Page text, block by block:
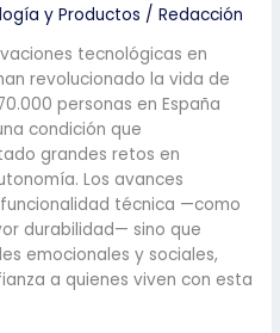
y Productos /Redacción
tecnológicas en
revolucionado la vida de
personas en España
condición que
grandes retos en
Los avances
técnica —como
durabilidad— sino que
emocionales y sociales,
a quienes viven con esta